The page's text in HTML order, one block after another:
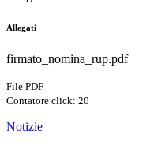
Allegati
firmato_nomina_rup.pdf
File PDF
Contatore click: 20
Notizie